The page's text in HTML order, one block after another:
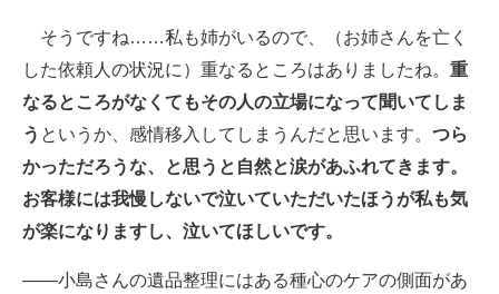
そうですね……私も姉がいるので、（お姉さんを亡く
した依頼人の状況に）重なるところはありましたね。 重
なるところがなくてもその人の立場になって聞いてしま
う というか、感情移入してしまうんだと思います。 つら
かっただろうな、と思うと自然と涙があふれてきます。
お客様には我慢しないで泣いていただいたほうが私も気
が楽になりますし、泣いてほしいです。
――小島さんの遺品整理にはある種心のケアの側面があ